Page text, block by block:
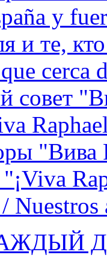
y
и те,
cerca
совет
"Вива
Nuestros